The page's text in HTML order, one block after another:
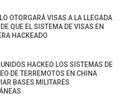
OTORGARÁ VISAS A LA LLEGADA
QUE EL SISTEMA DE VISAS EN
HACKEADO
HACKEO LOS SISTEMAS DE
DE TERREMOTOS EN CHINA
BASES MILITARES